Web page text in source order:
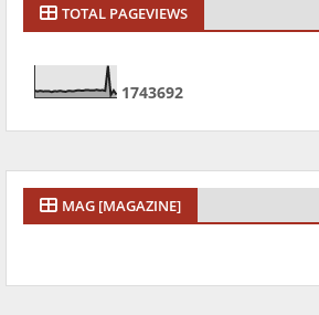
TOTAL PAGEVIEWS
1743692
MAG [MAGAZINE]